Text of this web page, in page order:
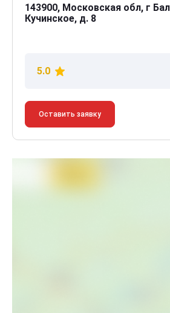
143900, Московская обл, г
Кучинское, д. 8
5.0
Оставить заявку